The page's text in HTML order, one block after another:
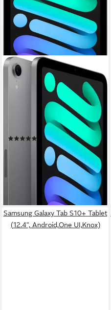
APPLE
iPad mini 2024 Wi-Fi 256GB
Tablet
Bildschirmdiagonale
Speichergröße
2266 x 1488 px Bildschirmauflösung
Produktdatenblatt
(2)
UVP809,00 €
mtl. in 48 Raten
lieferbar in 4 Wochen
Samsung Galaxy Tab S10+ Tablet
(12.4", Android,One UI,Knox)